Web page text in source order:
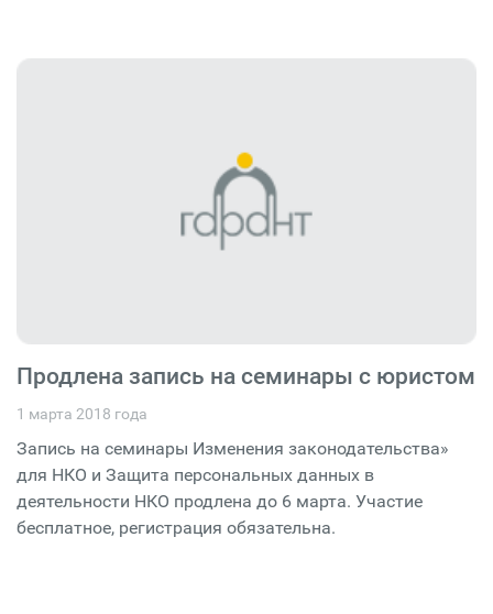
Продлена запись на семинары с юристом
1 марта 2018 года
Запись на семинары Изменения законодательства»
для НКО и Защита персональных данных в
деятельности НКО продлена до 6 марта. Участие
бесплатное, регистрация обязательна.